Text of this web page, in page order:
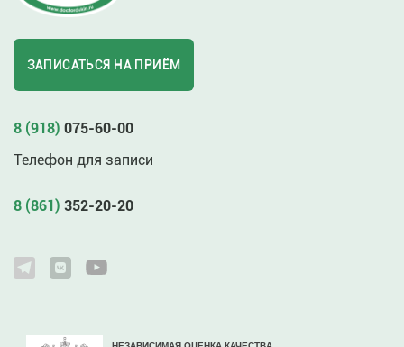
ЗАПИСАТЬСЯ НА ПРИЁМ
8 (918) 075-60-00
Телефон для записи
8 (861) 352-20-20